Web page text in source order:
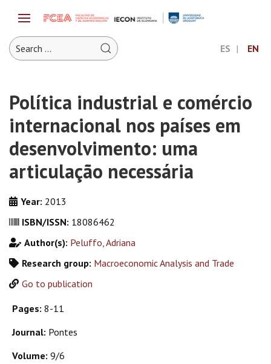
ES EN
Política industrial e comércio
internacional nos países em
desenvolvimento: uma
articulação necessária
Year: 2013
ISBN/ISSN: 18086462
Author(s): Peluffo, Adriana
Research group: Macroeconomic Analysis and Trade
Go to publication
Pages: 8-11
Journal: Pontes
Volume: 9/6